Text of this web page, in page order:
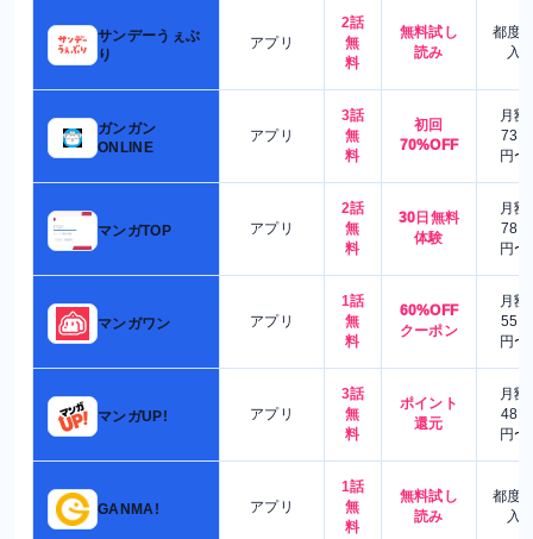
サンデーうぇぶ
り
アプリ
2話
無
料
無料試し
読み
都度
入
ガンガン
ONLINE
アプリ
3話
無
料
初回
70%OFF
月額
730
円〜
マンガTOP アプリ
2話
無
料
30日無料
体験
月額
780
円〜
マンガワン アプリ
1話
無
料
60%OFF
クーポン
月額
550
円〜
マンガUP! アプリ
3話
無
料
ポイント
還元
月額
480
円〜
GANMA! アプリ
1話
無
料
無料試し
読み
都度
入